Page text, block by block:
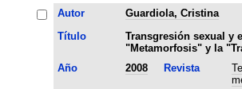
Autor
Guardiola, Cristina
Título
Transgresión sexual y
"Metamorfosis" y la
Año
2008 Revista